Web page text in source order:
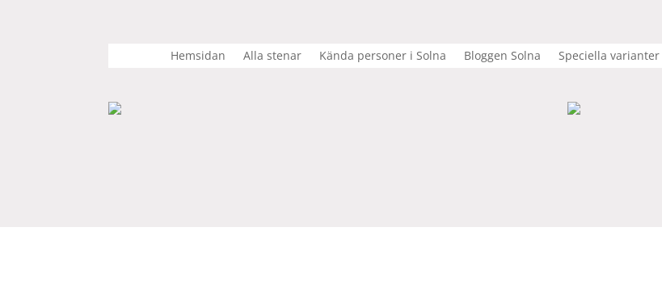
Hemsidan Alla stenar Kända personer i Solna Bloggen Solna Speciella varianter